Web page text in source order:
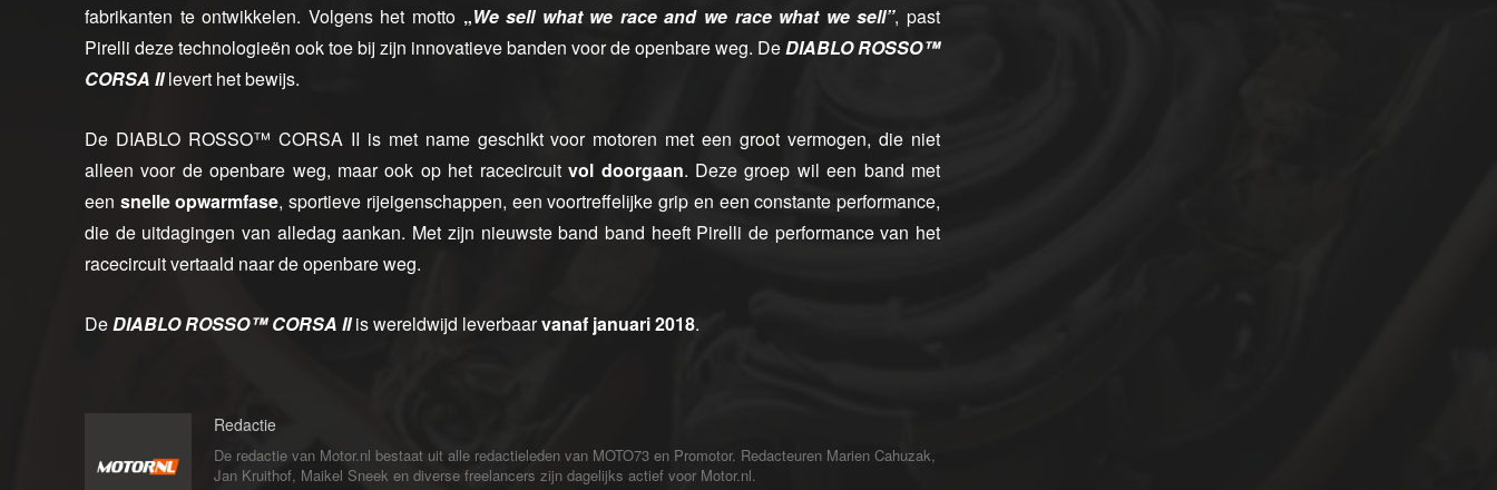
fabrikanten te ontwikkelen. Volgens het motto „We sell what we race and we race what we sell”, past
Pirelli deze technologieën ook toe bij zijn innovatieve banden voor de openbare weg. DeDIABLO ROSSO™
CORSA IIlevert het bewijs.
De DIABLO ROSSO™ CORSA II is met name geschikt voor motoren met een groot vermogen, die niet
alleen voor de openbare weg, maar ook op het racecircuitvol doorgaan. Deze groep wil een band met
een snelle opwarmfase, sportieve rijeigenschappen, een voortreffelijke grip en een constante performance,
die de uitdagingen van alledag aankan. Met zijn nieuwste band band heeft Pirelli de performance van het
racecircuit vertaald naar de openbare weg.
DeDIABLO ROSSO™ CORSA IIis wereldwijd leverbaarvanaf januari 2018.
Redactie
De redactie van Motor.nl bestaat uit alle redactieleden van MOTO73 en Promotor. Redacteuren Marien Cahuzak,
Jan Kruithof, Maikel Sneek en diverse freelancers zijn dagelijks actief voor Motor.nl.